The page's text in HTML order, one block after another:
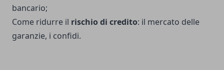
bancario;
Come ridurre il rischio di credito: il mercato delle
garanzie, i confidi.